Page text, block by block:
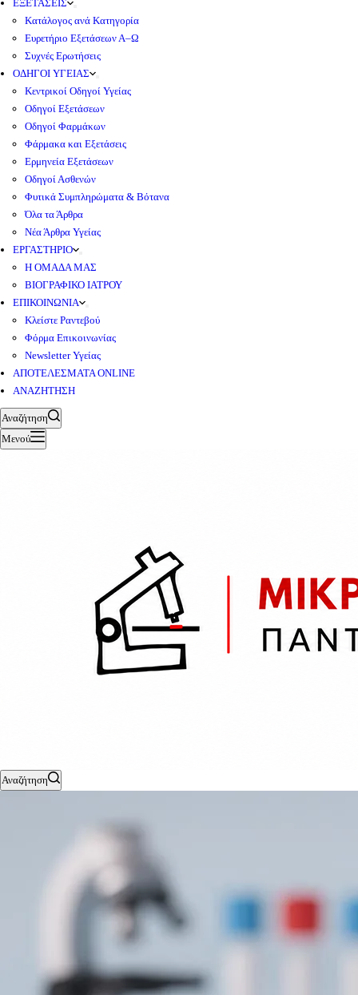
ΕΞΕΤΑΣΕΙΣ
Κατάλογος ανά Κατηγορία
Ευρετήριο Εξετάσεων Α–Ω
Συχνές Ερωτήσεις
ΟΔΗΓΟΙ ΥΓΕΙΑΣ
Κεντρικοί Οδηγοί Υγείας
Οδηγοί Εξετάσεων
Οδηγοί Φαρμάκων
Φάρμακα και Εξετάσεις
Ερμηνεία Εξετάσεων
Οδηγοί Ασθενών
Φυτικά Συμπληρώματα & Βότανα
Όλα τα Άρθρα
Νέα Άρθρα Υγείας
ΕΡΓΑΣΤΗΡΙΟ
Η ΟΜΑΔΑ ΜΑΣ
ΒΙΟΓΡΑΦΙΚΟ ΙΑΤΡΟΥ
ΕΠΙΚΟΙΝΩΝΙΑ
Κλείστε Ραντεβού
Φόρμα Επικοινωνίας
Newsletter Υγείας
ΑΠΟΤΕΛΕΣΜΑΤΑ ONLINE
ΑΝΑΖΗΤΗΣΗ
Αναζήτηση
Μενού
Αναζήτηση